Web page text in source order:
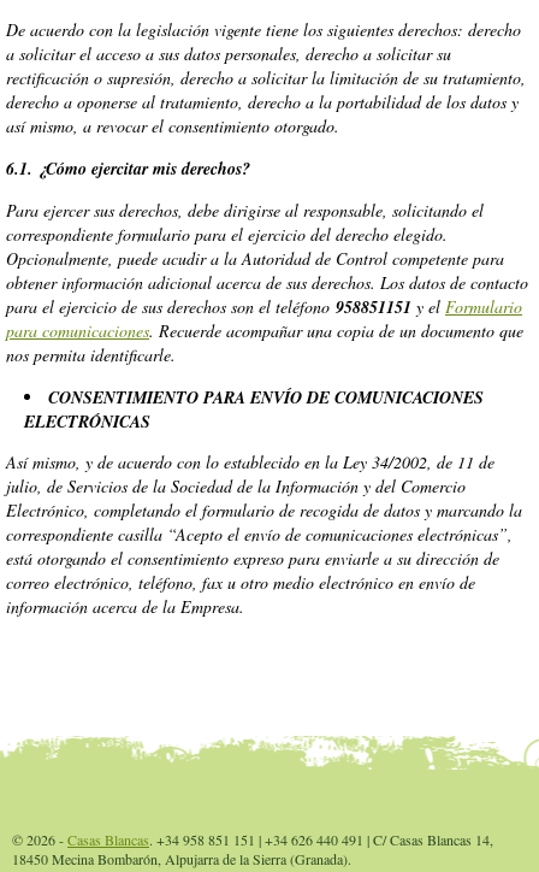
De acuerdo con la legislación vigente tiene los siguientes derechos: derecho
a solicitar el acceso a sus datos personales, derecho a solicitar su
rectificación o supresión, derecho a solicitar la limitación de su tratamiento,
derecho a oponerse al tratamiento, derecho a la portabilidad de los datos y
así mismo, a revocar el consentimiento otorgado.
6.1. ¿Cómo ejercitar mis derechos?
Para ejercer sus derechos, debe dirigirse al responsable, solicitando el
correspondiente formulario para el ejercicio del derecho elegido.
Opcionalmente, puede acudir a la Autoridad de Control competente para
obtener información adicional acerca de sus derechos. Los datos de contacto
para el ejercicio de sus derechos son el teléfono 958851151 y el Formulario
para comunicaciones. Recuerde acompañar una copia de un documento que
nos permita identificarle.
CONSENTIMIENTO PARA ENVÍO DE COMUNICACIONES
ELECTRÓNICAS
Así mismo, y de acuerdo con lo establecido en la Ley 34/2002, de 11 de
julio, de Servicios de la Sociedad de la Información y del Comercio
Electrónico, completando el formulario de recogida de datos y marcando la
correspondiente casilla “Acepto el envío de comunicaciones electrónicas”,
está otorgando el consentimiento expreso para enviarle a su dirección de
correo electrónico, teléfono, fax u otro medio electrónico en envío de
información acerca de la Empresa.
© 2026 -Casas Blancas. +34 958 851 151 | +34 626 440 491 | C/ Casas Blancas 14,
18450 Mecina Bombarón, Alpujarra de la Sierra (Granada).